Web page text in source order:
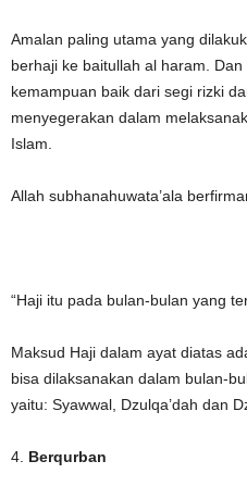
Amalan paling utama yang
berhaji ke baitullah al haram.
kemampuan baik dari segi rizki
menyegerakan dalam
Islam.
Allah subhanahuwata’ala
“Haji itu pada bulan-bulan yang
Maksud Haji dalam ayat diatas
bisa dilaksanakan dalam bulan-
yaitu: Syawwal, Dzulqa’dah dan
4. Berqurban